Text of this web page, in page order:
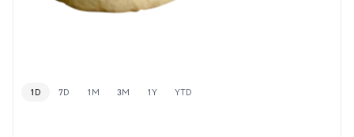
1D 7D 1M 3M 1Y YTD